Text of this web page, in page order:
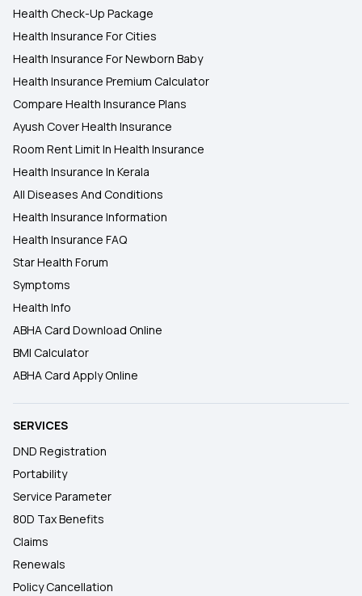
Health Check-Up Package
Health Insurance For Cities
Health Insurance For Newborn Baby
Health Insurance Premium Calculator
Compare Health Insurance Plans
Ayush Cover Health Insurance
Room Rent Limit In Health Insurance
Health Insurance In Kerala
All Diseases And Conditions
Health Insurance Information
Health Insurance FAQ
Star Health Forum
Symptoms
Health Info
ABHA Card Download Online
BMI Calculator
ABHA Card Apply Online
SERVICES
DND Registration
Portability
Service Parameter
80D Tax Benefits
Claims
Renewals
Policy Cancellation